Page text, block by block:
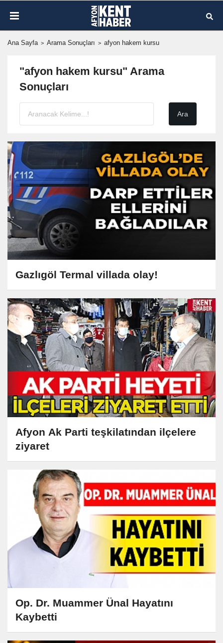
Ana Sayfa Arama Sonuçları afyon hakem kursu
"afyon hakem kursu" Arama
Sonuçları
Gazlıgöl Termal villada olay!
Afyon Ak Parti teşkilatından ilçelere
ziyaret
Op. Dr. Muammer Ünal Hayatını
Kaybetti